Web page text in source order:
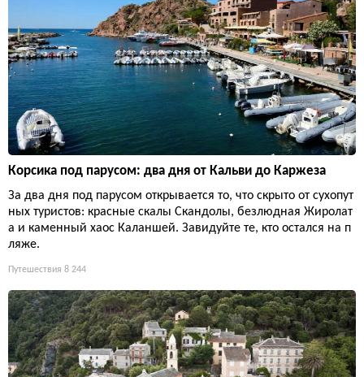
Корсика под парусом: два дня от Кальви до Каржеза
За два дня под парусом открывается то, что скрыто от сухопут
ных туристов: красные скалы Скандолы, безлюдная Жиролат
а и каменный хаос Каланшей. Завидуйте те, кто остался на п
ляже.
Путешествия 8 244